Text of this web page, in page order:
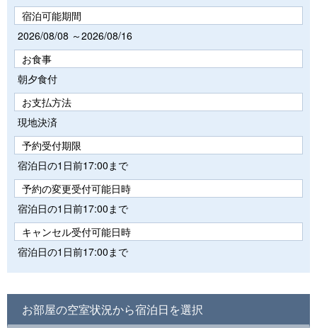
宿泊可能期間
2026/08/08 ～2026/08/16
お食事
朝夕食付
お支払方法
現地決済
予約受付期限
宿泊日の1日前17:00まで
予約の変更受付可能日時
宿泊日の1日前17:00まで
キャンセル受付可能日時
宿泊日の1日前17:00まで
お部屋の空室状況から宿泊日を選択